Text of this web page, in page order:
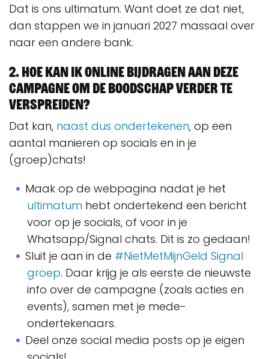
Dat is ons ultimatum. Want doet ze dat niet,
dan stappen we in januari 2027 massaal over
naar een andere bank.
2. Hoe kan ik online bijdragen aan deze
campagne om de boodschap verder te
verspreiden?
Dat kan, naast dus ondertekenen, op een
aantal manieren op socials en in je
(groep)chats!
Maak op de webpagina nadat je het
ultimatum hebt ondertekend een bericht
voor op je socials, of voor in je
Whatsapp/Signal chats. Dit is zo gedaan!
Sluit je aan in de #NietMetMijnGeld Signal
groep. Daar krijg je als eerste de nieuwste
info over de campagne (zoals acties en
events), samen met je mede-
ondertekenaars.
Deel onze social media posts op je eigen